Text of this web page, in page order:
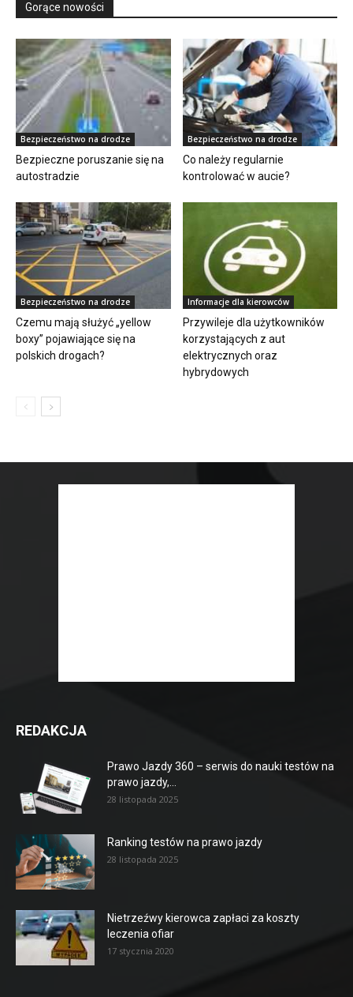
Gorące nowości
Bezpieczeństwo na drodze
Bezpieczne poruszanie się na
autostradzie
Bezpieczeństwo na drodze
Co należy regularnie
kontrolować w aucie?
Bezpieczeństwo na drodze
Czemu mają służyć „yellow
boxy” pojawiające się na
polskich drogach?
Informacje dla kierowców
Przywileje dla użytkowników
korzystających z aut
elektrycznych oraz
hybrydowych
REDAKCJA
Prawo Jazdy 360 – serwis do nauki testów na
prawo jazdy,...
28 listopada 2025
Ranking testów na prawo jazdy
28 listopada 2025
Nietrzeźwy kierowca zapłaci za koszty
leczenia ofiar
17 stycznia 2020